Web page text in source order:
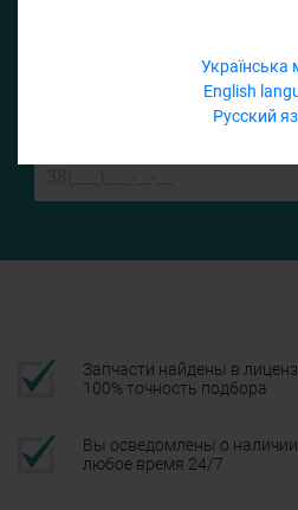
Українська
English
Русский
Запчасти найдены в
100% точность подбора
Вы осведомлены о наличии
любое время 24/7